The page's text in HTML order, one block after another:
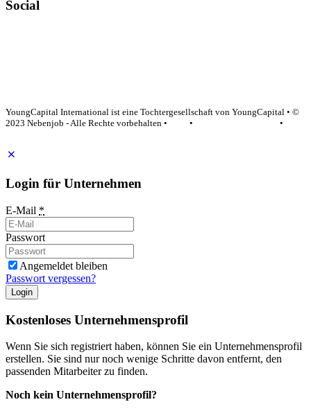
Social
YoungCapital International ist eine Tochtergesellschaft von YoungCapital • ©
2023 Nebenjob - Alle Rechte vorbehalten •
•
•
Login für Unternehmen
E-Mail *
Passwort
Angemeldet bleiben
Passwort vergessen?
Login
Kostenloses Unternehmensprofil
Wenn Sie sich registriert haben, können Sie ein Unternehmensprofil
erstellen. Sie sind nur noch wenige Schritte davon entfernt, den
passenden Mitarbeiter zu finden.
Noch kein Unternehmensprofil?